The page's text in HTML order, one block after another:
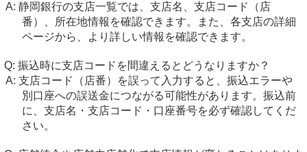
静岡銀行の支店一覧では、支店名、支店コード（店
番）、所在地情報を確認できます。また、各支店の詳細
ページから、より詳しい情報を確認できます。
振込時に支店コードを間違えるとどうなりますか？
支店コード（店番）を誤って入力すると、振込エラーや
別口座への誤送金につながる可能性があります。振込前
に、支店名・支店コード・口座番号を必ず確認してくだ
さい。